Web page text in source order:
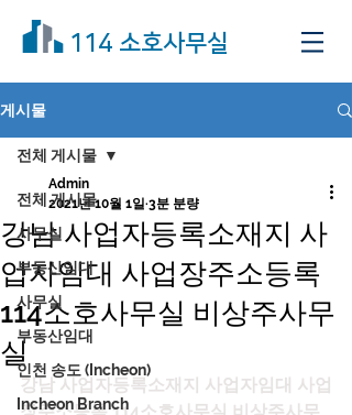
114 소호사무실
게시물
전체 게시물
사무실
부동산임대
사무실
부동산임대
인천 송도 (Incheon)
Incheon Branch
전체 게시물
강남 사업자등록소재지 사
업자임대 사업장주소등록
114소호사무실 비상주사무
실
Admin
2021년 10월 1일 3분 분량
강남 사업자등록소재지 사업자임대 사업